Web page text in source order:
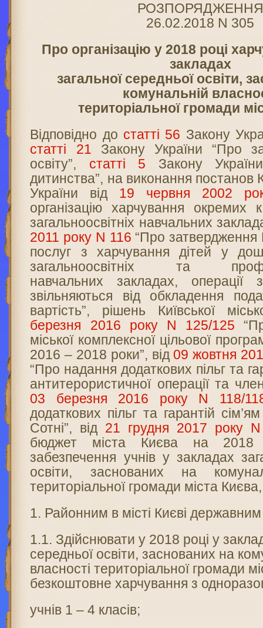
РОЗПОРЯДЖЕННЯ
26.02.2018 N 305
Про організацію у 2018 році
закладах
загальної середньої освіти,
комунальній
територіальної громади
Відповідно до статті 56 Закону
статті 21 Закону України “Про
освіту”, статті 5 Закону
дитинства”, на виконання постанов
України від 19 червня 2002
організацію харчування окремих
загальноосвітніх навчальних
2011 року N 116 “Про
послуг з харчування дітей у
загальноосвітніх та
навчальних закладах,
звільняються від обкладення
вартість”, рішень Київської
березня 2016 року N 125/125
міської комплексної цільової
2016 – 2018 роки”, від 09 жовтня
“Про надання додаткових пільг та
антитерористичної операції та
03 березня 2016 року N 118/
додаткових пільг та гарантій
Сотні”, від 21 грудня 2017 року
бюджет міста Києва на 2018
забезпечення учнів у закладах
освіти, заснованих на
територіальної громади міста
1. Районним в місті Києві державним
1.1. Здійснювати у 2018 році у
середньої освіти, заснованих на
власності територіальної громади
безкоштовне харчування з
учнів 1 – 4 класів;